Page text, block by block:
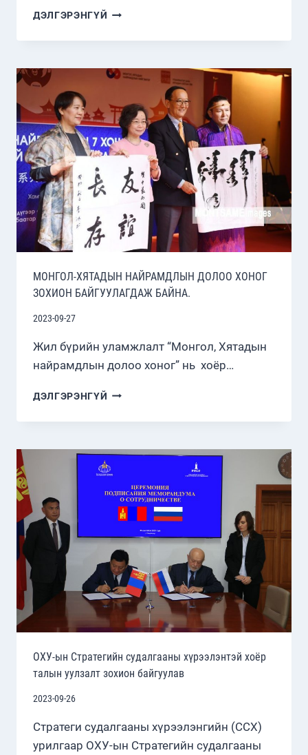
ДЭЛГЭРЭНГҮЙ УМАРД
ЦӨМИЙН
ҮНДСЭН
ХУУЛИНДАА
БАТАЛГААЖУУЛЛАА
МОНГОЛ-ХЯТАДЫН НАЙРАМДЛЫН ДОЛОО ХОНОГ
ЗОХИОН БАЙГУУЛАГДАЖ БАЙНА.
2023-09-27
Жил бүрийн уламжлалт “Монгол, Хятадын
найрамдлын долоо хоног” нь хоёр…
ДЭЛГЭРЭНГҮЙ МОНГОЛ-
НАЙРАМДЛЫН
ХОНОГ
ЗОХИОН
БАЙГУУЛАГДАЖ
БАЙНА.
ОХУ-ын Стратегийн судалгааны хүрээлэнтэй хоёр
талын уулзалт зохион байгуулав
2023-09-26
Стратеги судалгааны хүрээлэнгийн (ССХ)
урилгаар ОХУ-ын Стратегийн судалгааны